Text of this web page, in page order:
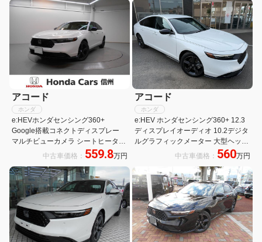
ステム スマートキー 禁煙車
アコード
ホンダ
e:HEVホンダセンシング360+
Google搭載コネクトディスプレー
マルチビューカメラ シートヒーター
ヘッドアップディスプレイ BOSEサ
ホイール
中古車価格： 559.8万円
アコード
ホンダ
e:HEV ホンダセンシング360+ 12.3
ディスプレイオーディオ 10.2デジタ
ルグラフィックメーター 大型ヘッド
アップディスプレイ LEDアンビエン
Rシートヒーター アダプティブダン
パーシステム
中古車価格： 560万円